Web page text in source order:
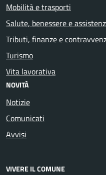
Mobilità e trasporti
Salute, benessere e
Tributi, finanze e
Turismo
Vita lavorativa
NOVITÀ
Notizie
Comunicati
Avvisi
VIVERE IL COMUNE